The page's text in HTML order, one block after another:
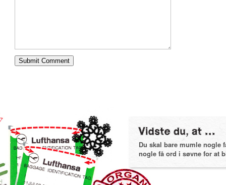
Du skal bare mumle nogle
nogle få ord i søvne for at